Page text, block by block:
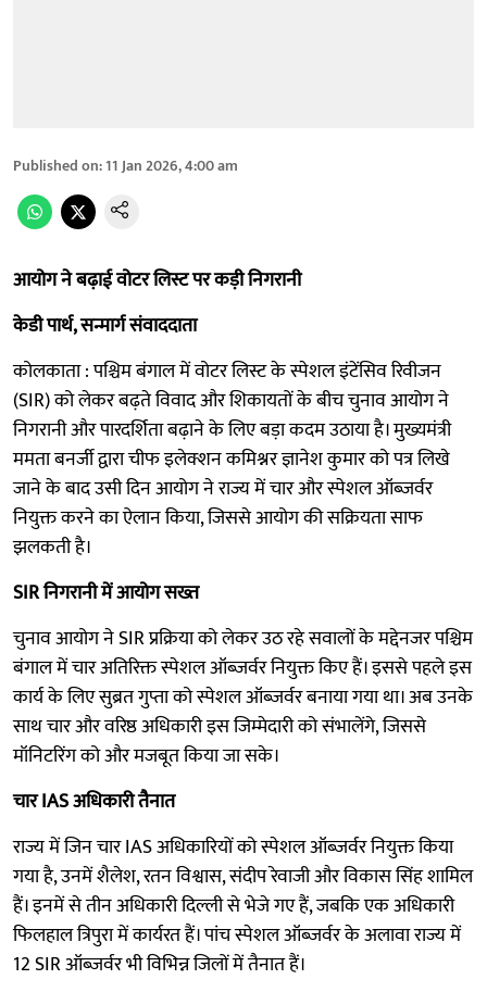
Published on:11 Jan 2026, 4:00 am
आयोग ने बढ़ाई वोटर लिस्ट पर कड़ी निगरानी
केडी पार्थ, सन्मार्ग संवाददाता
कोलकाता : पश्चिम बंगाल में वोटर लिस्ट के स्पेशल इंटेंसिव रिवीजन
(SIR) को लेकर बढ़ते विवाद और शिकायतों के बीच चुनाव आयोग ने
निगरानी और पारदर्शिता बढ़ाने के लिए बड़ा कदम उठाया है। मुख्यमंत्री
ममता बनर्जी द्वारा चीफ इलेक्शन कमिश्नर ज्ञानेश कुमार को पत्र लिखे
जाने के बाद उसी दिन आयोग ने राज्य में चार और स्पेशल ऑब्जर्वर
नियुक्त करने का ऐलान किया, जिससे आयोग की सक्रियता साफ
झलकती है।
SIR निगरानी में आयोग सख्त
चुनाव आयोग ने SIR प्रक्रिया को लेकर उठ रहे सवालों के मद्देनजर पश्चिम
बंगाल में चार अतिरिक्त स्पेशल ऑब्जर्वर नियुक्त किए हैं। इससे पहले इस
कार्य के लिए सुब्रत गुप्ता को स्पेशल ऑब्जर्वर बनाया गया था। अब उनके
साथ चार और वरिष्ठ अधिकारी इस जिम्मेदारी को संभालेंगे, जिससे
मॉनिटरिंग को और मजबूत किया जा सके।
चार IAS अधिकारी तैनात
राज्य में जिन चार IAS अधिकारियों को स्पेशल ऑब्जर्वर नियुक्त किया
गया है, उनमें शैलेश, रतन विश्वास, संदीप रेवाजी और विकास सिंह शामिल
हैं। इनमें से तीन अधिकारी दिल्ली से भेजे गए हैं, जबकि एक अधिकारी
फिलहाल त्रिपुरा में कार्यरत हैं। पांच स्पेशल ऑब्जर्वर के अलावा राज्य में
12 SIR ऑब्जर्वर भी विभिन्न जिलों में तैनात हैं।